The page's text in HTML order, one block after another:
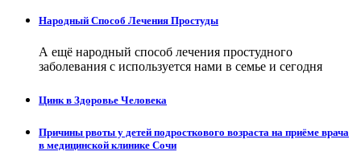
Народный Способ Лечения Простуды
А ещё народный способ лечения простудного
заболевания с используется нами в семье и сегодня
Цинк в Здоровье Человека
Причины рвоты у детей подросткового возраста на приёме врача
в медицинской клинике Сочи